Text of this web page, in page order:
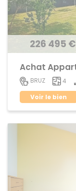
226 495 €
BRUZ 4
Voir le bien